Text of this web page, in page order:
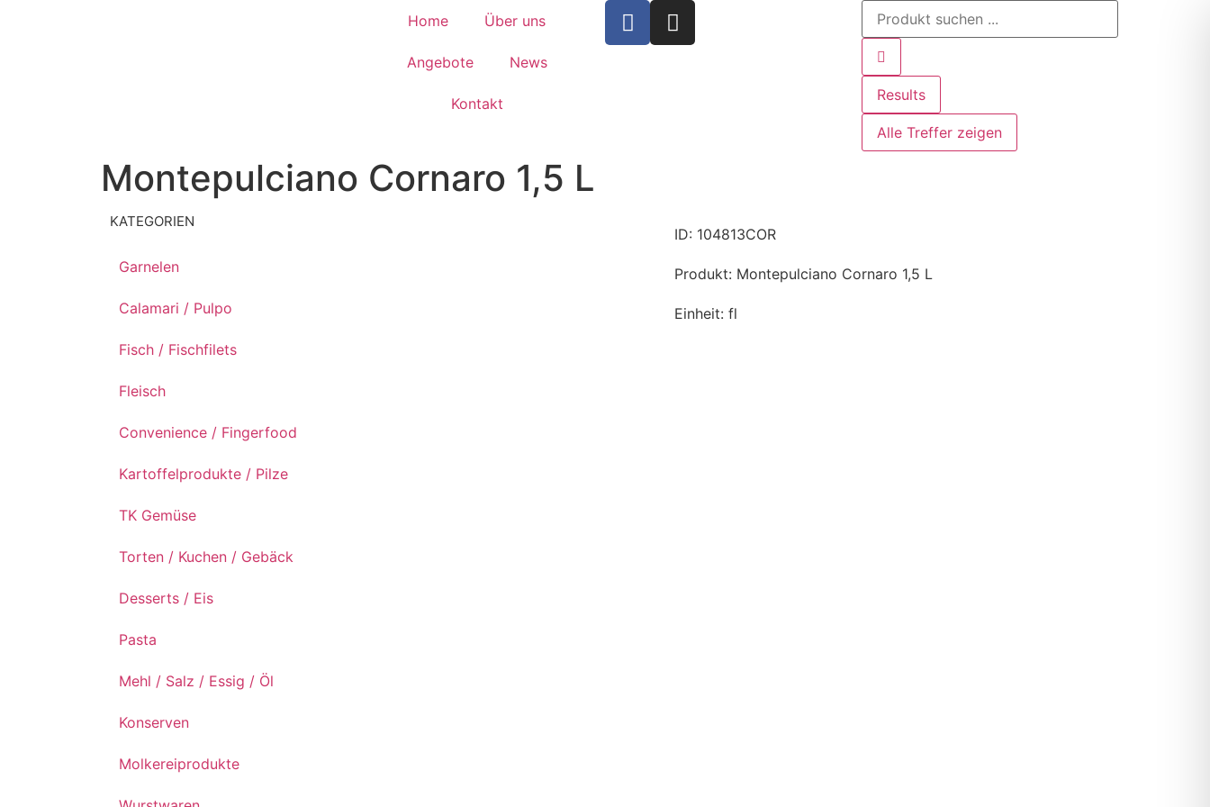
Home Über uns
Angebote News
Kontakt Results
Alle Treffer zeigen
Montepulciano Cornaro 1,5 L
KATEGORIEN
Garnelen
Calamari / Pulpo
Fisch / Fischfilets
Fleisch
Convenience / Fingerfood
Kartoffelprodukte / Pilze
TK Gemüse
Torten / Kuchen / Gebäck
Desserts / Eis
Pasta
Mehl / Salz / Essig / Öl
Konserven
Molkereiprodukte
ID: 104813COR
Produkt: Montepulciano Cornaro 1,5 L
Einheit: fl